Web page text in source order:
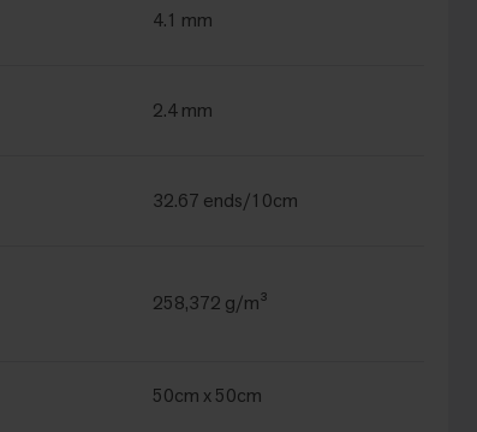
4.1 mm
2.4 mm
32.67 ends/10cm
258,372 g/m³
50cm x 50cm